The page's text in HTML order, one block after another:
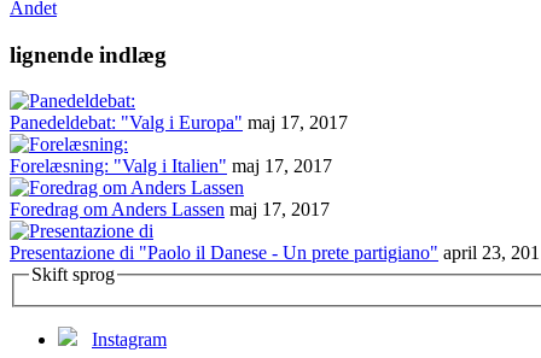
Andet
lignende indlæg
Panedeldebat: "Valg i Europa" maj 17, 2017
Forelæsning: "Valg i Italien" maj 17, 2017
Foredrag om Anders Lassen maj 17, 2017
Presentazione di "Paolo il Danese - Un prete partigiano" april 23,
Skift sprog
Instagram